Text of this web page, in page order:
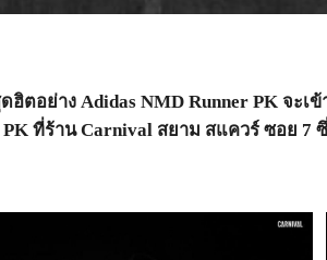
ฮิตอย่าง Adidas NMD Runner PK จะ
ที่ร้าน Carnival สยาม สแควร์ ซอย 7